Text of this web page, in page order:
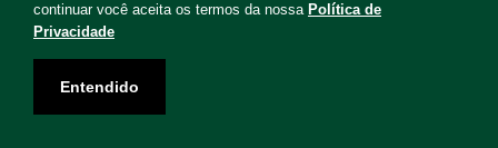
Solicite uma visita para levantamento de serviços!
continuar você aceita os termos da nossa Política de
Privacidade
Entendido